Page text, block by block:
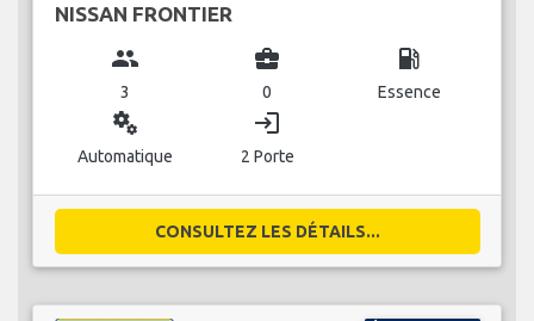
NISSAN FRONTIER
group
3
business_center
0
local_gas_station
Essence
miscellaneous_services
Automatique
login
2 Porte
CONSULTEZ LES DÉTAILS...